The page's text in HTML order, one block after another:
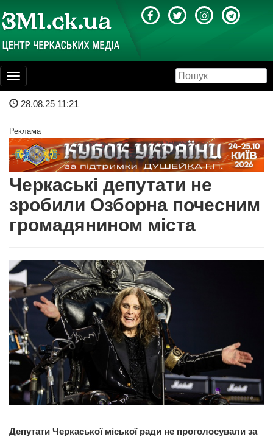
Toggle
navigation
28.08.25 11:21
Реклама
Черкаські депутати не
зробили Озборна почесним
громадянином міста
Депутати Черкаської міської ради не проголосували за